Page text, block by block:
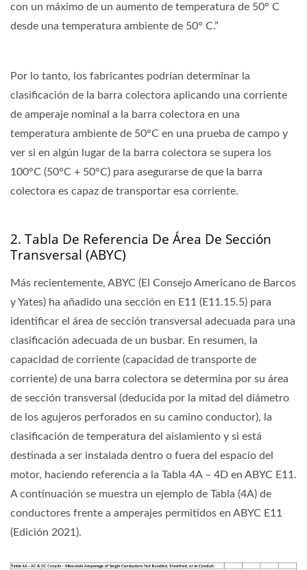
con un máximo de un aumento de temperatura de 50° C
desde una temperatura ambiente de 50° C.”
Por lo tanto, los fabricantes podrían determinar la
clasificación de la barra colectora aplicando una corriente
de amperaje nominal a la barra colectora en una
temperatura ambiente de 50°C en una prueba de campo y
ver si en algún lugar de la barra colectora se supera los
100°C (50°C + 50°C) para asegurarse de que la barra
colectora es capaz de transportar esa corriente.
2. Tabla De Referencia De Área De Sección
Transversal (ABYC)
Más recientemente, ABYC (El Consejo Americano de Barcos
y Yates) ha añadido una sección en E11 (E11.15.5) para
identificar el área de sección transversal adecuada para una
clasificación adecuada de un busbar. En resumen, la
capacidad de corriente (capacidad de transporte de
corriente) de una barra colectora se determina por su área
de sección transversal (deducida por la mitad del diámetro
de los agujeros perforados en su camino conductor), la
clasificación de temperatura del aislamiento y si está
destinada a ser instalada dentro o fuera del espacio del
motor, haciendo referencia a la Tabla 4A – 4D en ABYC E11.
A continuación se muestra un ejemplo de Tabla (4A) de
conductores frente a amperajes permitidos en ABYC E11
(Edición 2021).